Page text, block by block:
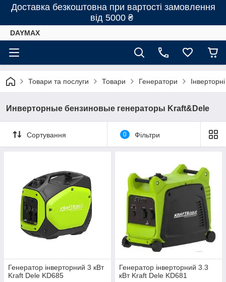
Доставка безкоштовна при вартості замовлення
від 5000 ₴
DAYMAX
Товари та послуги Товари Генератори
Инверторные бензиновые генераторы Kraft&Dele
Сортування 0 Фільтри
Генератор інверторний 3 кВт
Kraft Dele KD685
Генератор інверторний 3.3
кВт Kraft Dele KD681